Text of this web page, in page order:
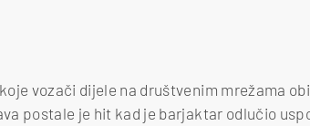
vozači dijele na društvenim mrežama
postale je hit kad je barjaktar odlučio